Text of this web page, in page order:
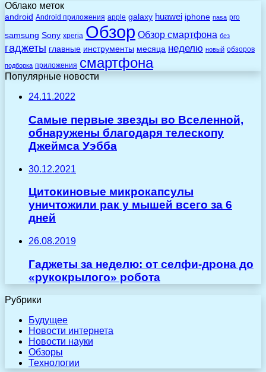
Облако меток
android Android приложения apple galaxy huawei iphone nasa pro
samsung Sony xperia Обзор Обзор смартфона без
гаджеты главные инструменты месяца неделю новый обзоров
подборка приложения смартфона
Популярные новости
24.11.2022
Самые первые звезды во Вселенной,
обнаружены благодаря телескопу
Джеймса Уэбба
30.12.2021
Цитокиновые микрокапсулы
уничтожили рак у мышей всего за 6
дней
26.08.2019
Гаджеты за неделю: от селфи-дрона до
«рукокрылого» робота
Рубрики
Будущее
Новости интернета
Новости науки
Обзоры
Технологии